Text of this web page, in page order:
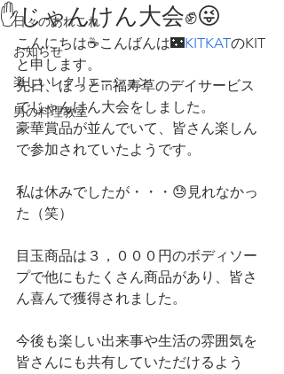
日々のあれこれ
お知らせ
楽しいレクリエーション
男の料理教室
✋じゃんけん大会✊😜
こんにちは☕こんばんは🌃KITKATのKIT
と申します。
先日、ほっとin福寿草のデイサービス
でじゃんけん大会をしました。
豪華賞品が並んでいて、皆さん楽しん
で参加されていたようです。
私は休みでしたが・・・😓見れなかっ
た（笑）
目玉商品は３，０００円のボディソー
プで他にもたくさん商品があり、皆さ
ん喜んで獲得されました。
今後も楽しい出来事や生活の雰囲気を
皆さんにも共有していただけるよう